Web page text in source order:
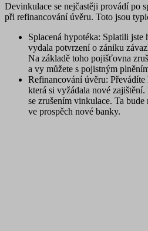
Devinkulace se nejčastěji provádí po
při refinancování úvěru. Toto jsou
Splacená hypotéka: Splatili jste
vydala potvrzení o zániku
Na základě toho pojišťovna
a vy můžete s pojistným
Refinancování úvěru:
která si vyžádala nové
se zrušením vinkulace. Ta
ve prospěch nové banky.